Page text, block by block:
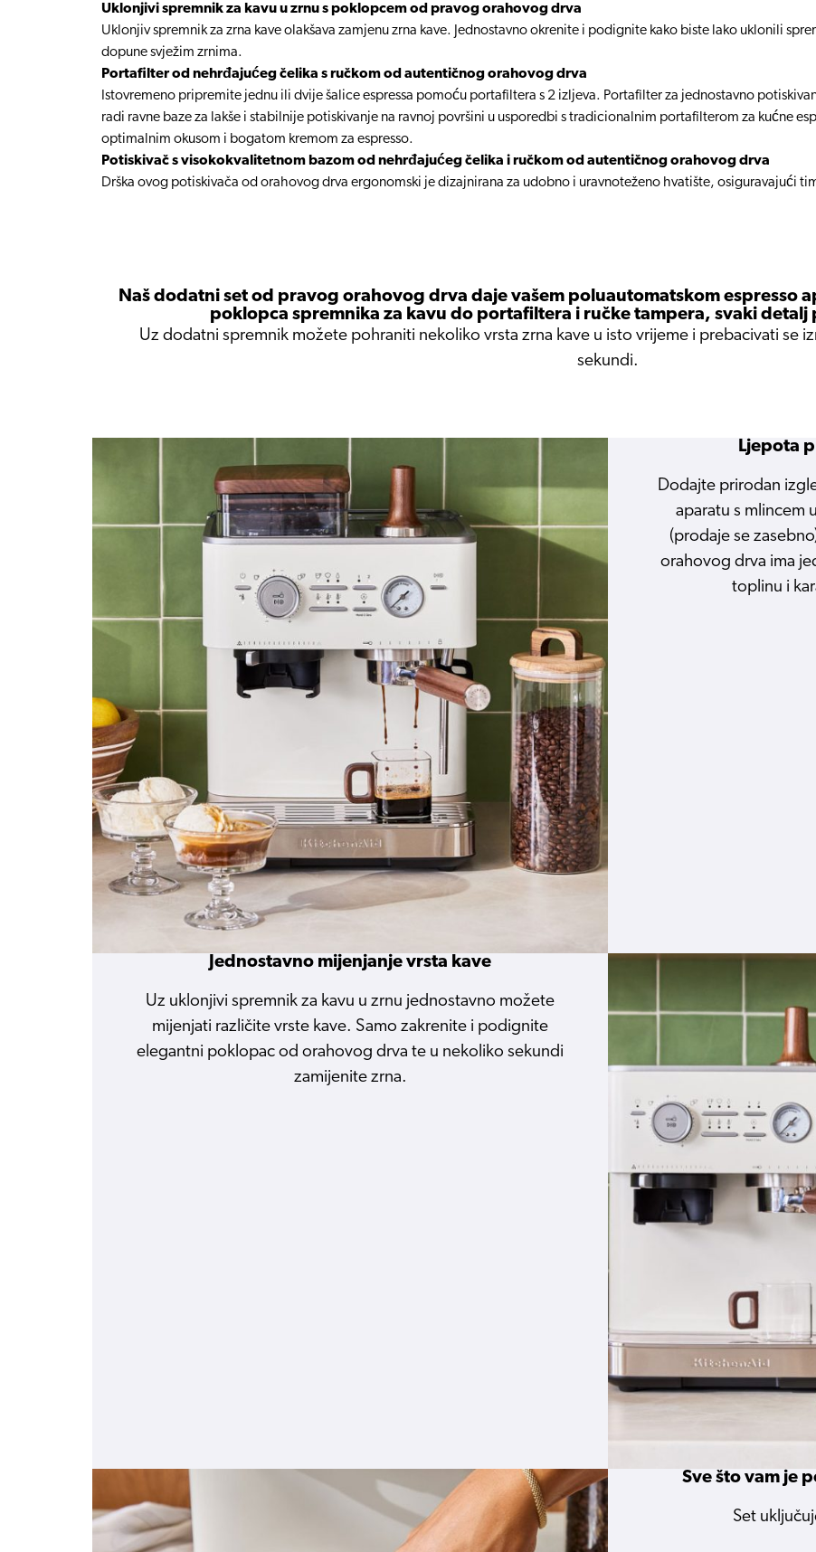
Uklonjivi spremnik za kavu u zrnu s poklopcem od pravog orahovog drva
Uklonjiv spremnik za zrna kave olakšava zamjenu zrna kave. Jednostavno okrenite i podignite kako biste lako uklonili
dopune svježim zrnima.
Portafilter od nehrđajućeg čelika s ručkom od autentičnog orahovog drva
Istovremeno pripremite jednu ili dvije šalice espressa pomoću portafiltera s 2 izljeva. Portafilter za jednostavno
radi ravne baze za lakše i stabilnije potiskivanje na ravnoj površini u usporedbi s tradicionalnim portafilterom za kućne
optimalnim okusom i bogatom kremom za espresso.
Potiskivač s visokokvalitetnom bazom od nehrđajućeg čelika i ručkom od autentičnog orahovog drva
Drška ovog potiskivača od orahovog drva ergonomski je dizajnirana za udobno i uravnoteženo hvatište, osiguravajući
Naš dodatni set od pravog orahovog drva daje vašem poluautomatskom espresso
poklopca spremnika za kavu do portafiltera i ručke tampera, svaki detalj
Uz dodatni spremnik možete pohraniti nekoliko vrsta zrna kave u isto vrijeme i prebacivati se
sekundi.
Ljepota
Dodajte prirodan
aparatu s mlincem
(prodaje se
orahovog drva ima
toplinu i
Jednostavno mijenjanje vrsta kave
Uz uklonjivi spremnik za kavu u zrnu jednostavno možete
mijenjati različite vrste kave. Samo zakrenite i podignite
elegantni poklopac od orahovog drva te u nekoliko sekundi
zamijenite zrna.
Sve što vam je
Set